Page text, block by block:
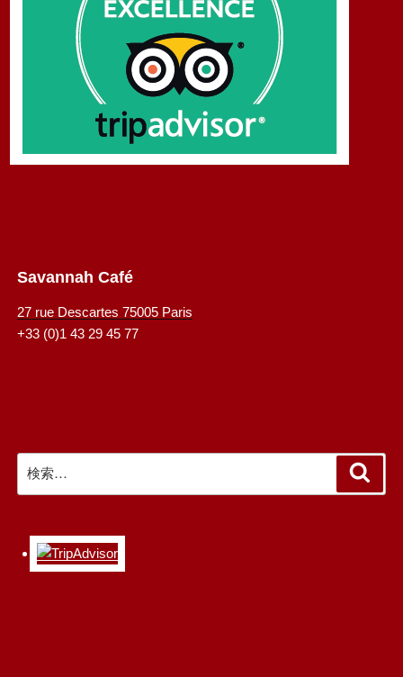
Savannah Café
27 rue Descartes 75005 Paris
+33 (0)1 43 29 45 77
索: